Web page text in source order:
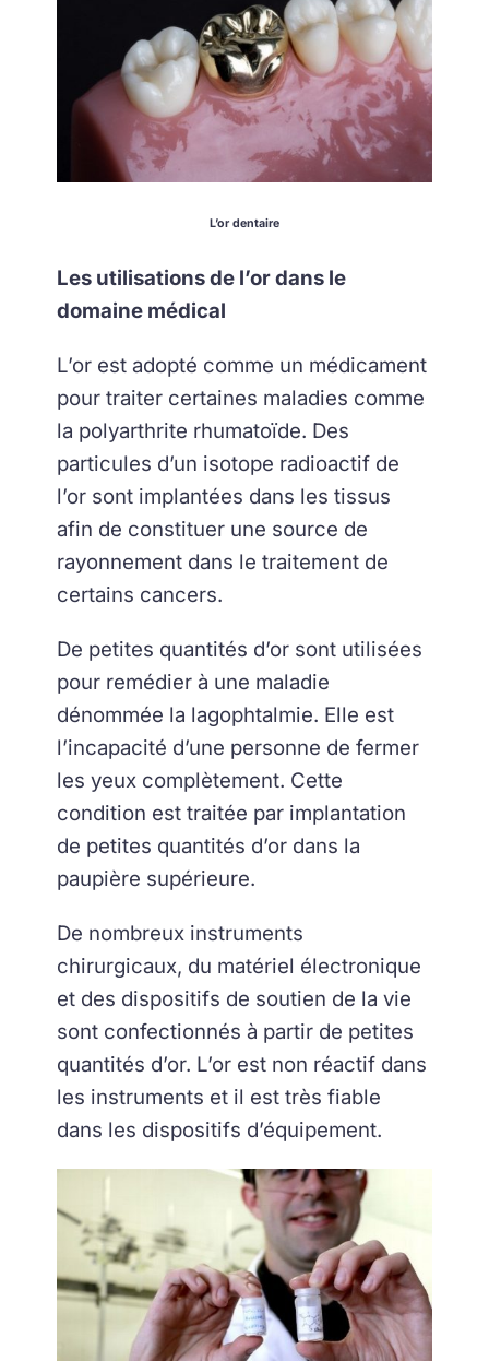
L’or dentaire
Les utilisations de l’or dans le
domaine médical
L’or est adopté comme un médicament
pour traiter certaines maladies comme
la polyarthrite rhumatoïde. Des
particules d’un isotope radioactif de
l’or sont implantées dans les tissus
afin de constituer une source de
rayonnement dans le traitement de
certains cancers.
De petites quantités d’or sont utilisées
pour remédier à une maladie
dénommée la lagophtalmie. Elle est
l’incapacité d’une personne de fermer
les yeux complètement. Cette
condition est traitée par implantation
de petites quantités d’or dans la
paupière supérieure.
De nombreux instruments
chirurgicaux, du matériel électronique
et des dispositifs de soutien de la vie
sont confectionnés à partir de petites
quantités d’or. L’or est non réactif dans
les instruments et il est très fiable
dans les dispositifs d’équipement.